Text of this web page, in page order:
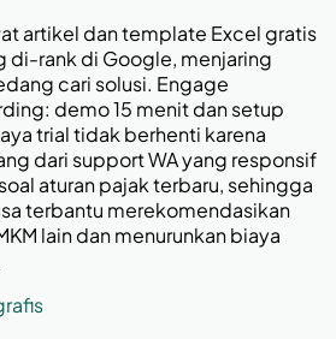
artikel dan template Excel gratis
di-rank di Google, menjaring
cari solusi. Engage
demo 15 menit dan setup
trial tidak berhenti karena
dari support WA yang responsif
aturan pajak terbaru, sehingga
terbantu merekomendasikan
lain dan menurunkan biaya